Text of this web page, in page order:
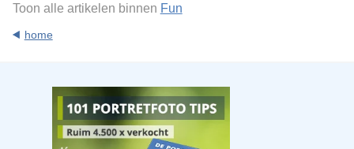
Toon alle artikelen binnen Fun
home